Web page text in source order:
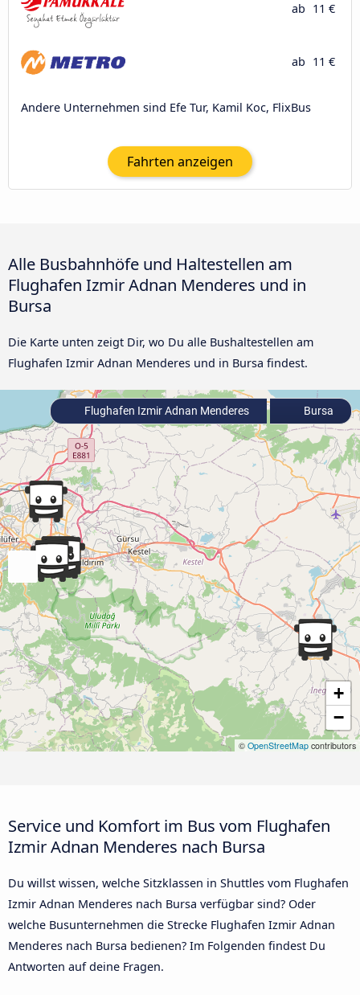
ab 11 €
ab 11 €
Andere Unternehmen sind Efe Tur, Kamil Koc, FlixBus
Fahrten anzeigen
Alle Busbahnhöfe und Haltestellen am
Flughafen Izmir Adnan Menderes und in
Bursa
Die Karte unten zeigt Dir, wo Du alle Bushaltestellen am
Flughafen Izmir Adnan Menderes und in Bursa findest.
+
−
© OpenStreetMap contributors
Flughafen Izmir Adnan Menderes Bursa
Service und Komfort im Bus vom Flughafen
Izmir Adnan Menderes nach Bursa
Du willst wissen, welche Sitzklassen in Shuttles vom Flughafen
Izmir Adnan Menderes nach Bursa verfügbar sind? Oder
welche Busunternehmen die Strecke Flughafen Izmir Adnan
Menderes nach Bursa bedienen? Im Folgenden findest Du
Antworten auf deine Fragen.